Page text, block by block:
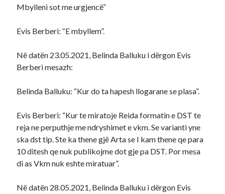
Mbylleni sot me urgjencë”
Evis Berberi: “E mbyllem”.
Në datën 23.05.2021, Belinda Balluku i dërgon Evis
Berberi mesazh:
Belinda Balluku: “Kur do ta hapesh llogarane se plasa”.
Evis Berberi: “Kur te miratoje Reida formatin e DST te
reja ne perputhje me ndryshimet e vkm. Se varianti yne
ska dst tip. Ste ka thene gjë Arta se I kam thene qe para
10 ditesh qe nuk publikojme dot gje pa DST. Por mesa
di as Vkm nuk eshte miratuar”.
Në datën 28.05.2021, Belinda Balluku i dërgon Evis